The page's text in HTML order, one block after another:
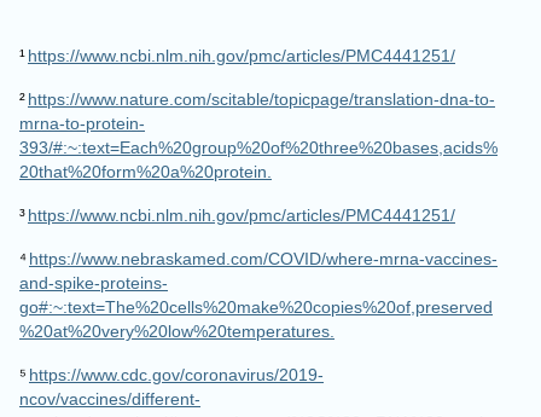
¹https://www.ncbi.nlm.nih.gov/pmc/articles/PMC4441251/
²https://www.nature.com/scitable/topicpage/translation-dna-to-
mrna-to-protein-
393/#:~:text=Each%20group%20of%20three%20bases,acids%
20that%20form%20a%20protein.
³https://www.ncbi.nlm.nih.gov/pmc/articles/PMC4441251/
⁴https://www.nebraskamed.com/COVID/where-mrna-vaccines-
and-spike-proteins-
go#:~:text=The%20cells%20make%20copies%20of,preserved
%20at%20very%20low%20temperatures.
⁵ https://www.cdc.gov/coronavirus/2019-
ncov/vaccines/different-